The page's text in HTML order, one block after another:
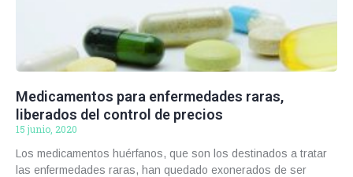
Medicamentos para enfermedades raras,
liberados del control de precios
15 junio, 2020
Los medicamentos huérfanos, que son los destinados a tratar
las enfermedades raras, han quedado exonerados de ser